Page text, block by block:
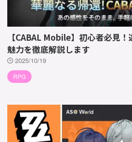
【CABAL Mobile】初心者必見！
魅力を徹底解説します
2025/10/19
RPG